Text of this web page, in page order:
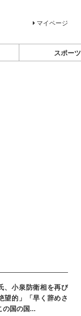
マイページ
スポーツ
、小泉防衛相を再び
望的」「早く辞めさ
の国の国...